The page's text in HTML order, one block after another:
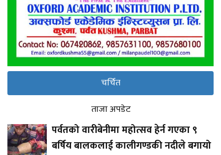
चर्चित
ताजा अपडेट
पर्वतको वारीबेनीमा महोत्सव हेर्न गएका ९
बर्षिय बालकलाई कालीगण्डकी नदीले बगायो